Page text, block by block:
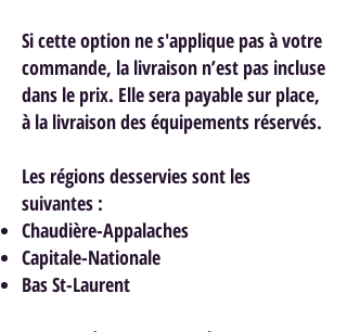
Si cette option ne s'applique pas à votre
commande, la livraison n’est pas incluse
dans le prix. Elle sera payable sur place,
à la livraison des équipements réservés.
Les régions desservies sont les
suivantes :
Chaudière-Appalaches
Capitale-Nationale
Bas St-Laurent